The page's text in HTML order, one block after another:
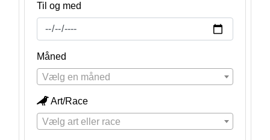
Til og med
Måned
Vælg en måned
Art/Race
Vælg art eller race